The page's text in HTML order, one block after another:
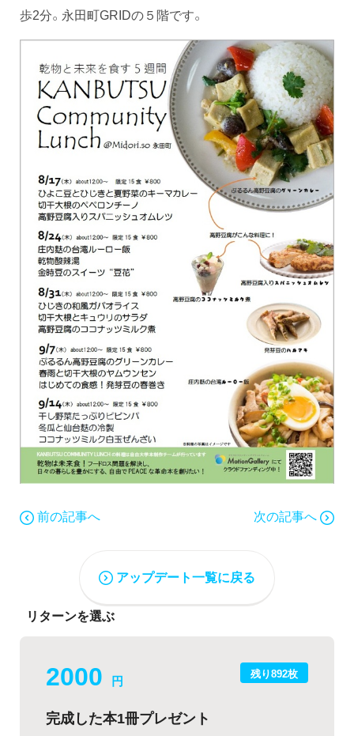
歩2分。永田町GRIDの５階です。
前の記事へ 次の記事へ
アップデート一覧に戻る
リターンを選ぶ
残り892枚
2000 円
完成した本1冊プレゼント